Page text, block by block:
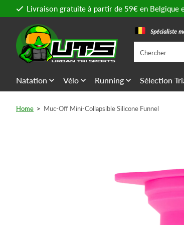
Livraison gratuite à partir de 59€ en Belgique
Spécialiste
Natation Vélo Running Sélection
Home > Muc-Off Mini-Collapsible Silicone Funnel